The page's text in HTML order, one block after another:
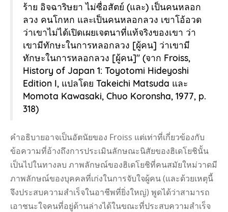
ร้าย อิจฉาริษยา ไม่ซื่อสัตย์ (และ) เป็นคนหลอก
ลวง คนโกหก และเป็นคนหลอกลวง เขาโอ้อวด
ว่าเขาไม่ได้เปิดเผยเจตนาที่แท้จริงของเขา ว่า
เขามีทักษะในการหลอกลวง [ผู้คน] ว่าเขามี
ทักษะในการหลอกลวง [ผู้คน]" (จาก Froiss,
History of Japan 1: Toyotomi Hideyoshi
Edition I, แปลโดย Takeichi Matsuda และ
Momota Kawasaki, Chuo Koronsha, 1977, p.
318)
คําอธิบายอาจเป็นอัตนัยของ Froiss แต่เท่าที่เกี่ยวข้องกับ
ข้อความที่อ้างถึงการประเมินลักษณะนิสัยของฮิเดโยชินั้น
เป็นไปในทางลบ ภาพลักษณ์ของฮิเดโยชิที่คนสมัยใหม่วาดมี
ภาพลักษณ์ของบุคคลที่เก่งในการจับใจผู้คน (และด้วยเหตุนี้
จึงประสบความสําเร็จในอาชีพที่ยิ่งใหญ่) พูดได้ว่าสามารถ
เอาชนะใจคนที่อยู่ด้านล่างได้ในขณะที่ประสบความสําเร็จ